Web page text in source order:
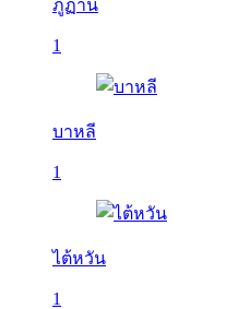
ภูฏาน
1
บาหลี
1
ไต้หวัน
1